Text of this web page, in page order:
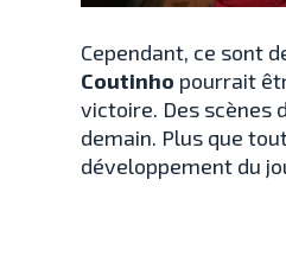
Cependant, ce sont
Coutinho pourrait
victoire. Des scènes
demain. Plus que
développement du